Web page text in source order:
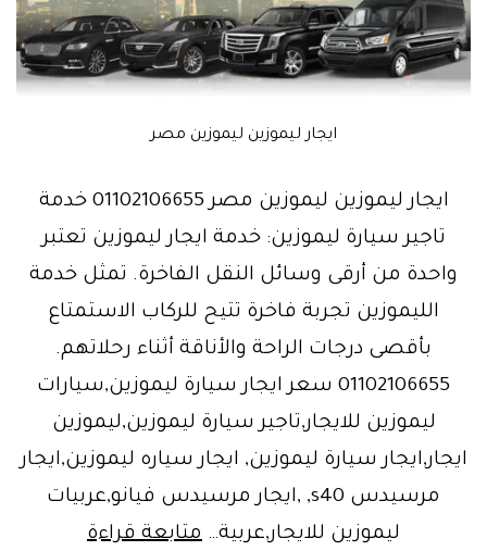
ايجار ليموزين ليموزين مصر
ايجار ليموزين ليموزين مصر 01102106655 خدمة
تاجير سيارة ليموزين: خدمة ايجار ليموزين تعتبر
واحدة من أرقى وسائل النقل الفاخرة. تمثل خدمة
الليموزين تجربة فاخرة تتيح للركاب الاستمتاع
بأقصى درجات الراحة والأناقة أثناء رحلاتهم.
01102106655 سعر ايجار سيارة ليموزين,سيارات
ليموزين للايجار,تاجير سيارة ليموزين,ليموزين
ايجار,ايجار سيارة ليموزين, ايجار سياره ليموزين,ايجار
مرسيدس s40, ,ايجار مرسيدس فيانو,عربيات
ليموزين للايجار,عربية… متابعة قراءةخدمة